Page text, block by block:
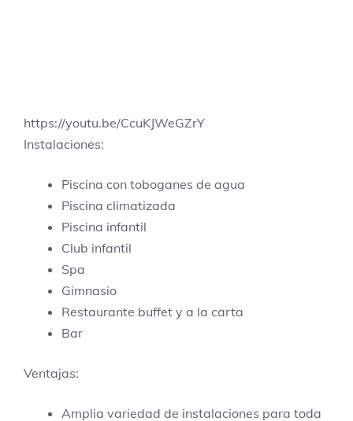
https://youtu.be/CcuKJWeGZrY
Instalaciones:
Piscina con toboganes de agua
Piscina climatizada
Piscina infantil
Club infantil
Spa
Gimnasio
Restaurante buffet y a la carta
Bar
Ventajas:
Amplia variedad de instalaciones para toda